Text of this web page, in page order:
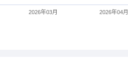
2026年03月 2026年04月